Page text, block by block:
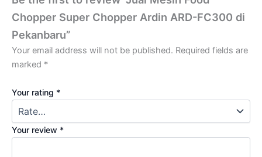
Chopper Super Chopper Ardin ARD-FC300 di
Pekanbaru”
Your email address will not be published. Required fields are
marked *
Your rating *
Your review *